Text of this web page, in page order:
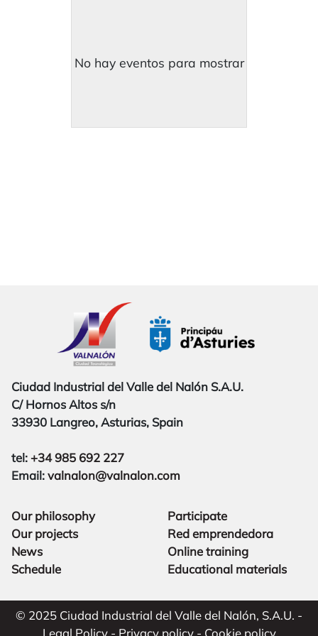
No hay eventos para mostrar
Ciudad Industrial del Valle del Nalón S.A.U.
C/ Hornos Altos s/n
33930 Langreo, Asturias, Spain
tel:+34 985 692 227
Email:valnalon@valnalon.com
Our philosophy
Our projects
News
Schedule
Participate
Red emprendedora
Online training
Educational materials
© 2025 Ciudad Industrial del Valle del Nalón, S.A.U. -
Legal Policy- Privacy policy- Cookie policy